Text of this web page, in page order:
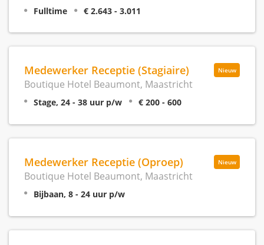
Fulltime € 2.643 - 3.011
Nieuw
Medewerker Receptie (Stagiaire)
Boutique Hotel Beaumont, Maastricht
Stage, 24 - 38 uur p/w € 200 - 600
Nieuw
Medewerker Receptie (Oproep)
Boutique Hotel Beaumont, Maastricht
Bijbaan, 8 - 24 uur p/w